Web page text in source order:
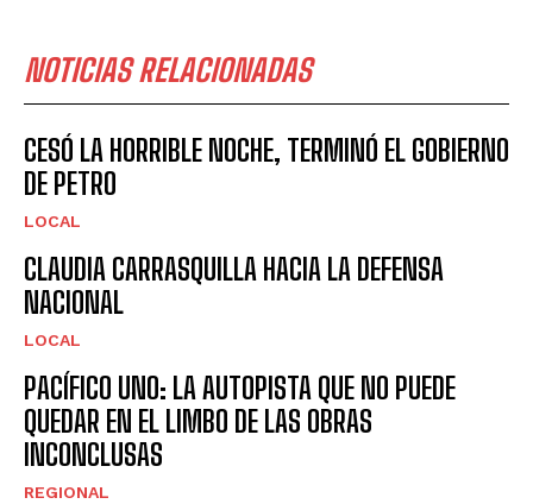
NOTICIAS RELACIONADAS
CESÓ LA HORRIBLE NOCHE, TERMINÓ EL GOBIERNO
DE PETRO
LOCAL
CLAUDIA CARRASQUILLA HACIA LA DEFENSA
NACIONAL
LOCAL
PACÍFICO UNO: LA AUTOPISTA QUE NO PUEDE
QUEDAR EN EL LIMBO DE LAS OBRAS
INCONCLUSAS
REGIONAL